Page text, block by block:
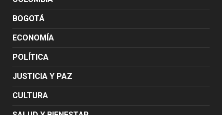
BOGOTÁ
ECONOMÍA
POLÍTICA
JUSTICIA Y PAZ
CULTURA